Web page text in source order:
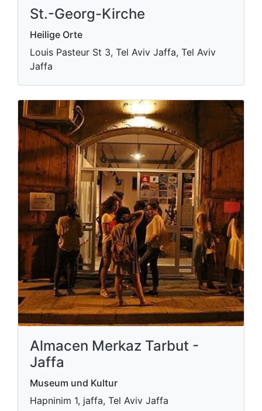
St.-Georg-Kirche
Heilige Orte
Louis Pasteur St 3, Tel Aviv Jaffa, Tel Aviv
Jaffa
Almacen Merkaz Tarbut -
Jaffa
Museum und Kultur
Hapninim 1, jaffa, Tel Aviv Jaffa